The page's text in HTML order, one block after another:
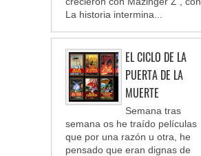
La historia intermina...
EL CICLO DE LA
PUERTA DE LA
MUERTE
Semana tras
semana os he traído películas
que por una razón u otra, he
pensado que eran dignas de